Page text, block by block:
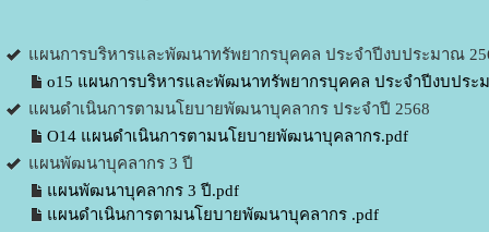
แผนการบริหารและพัฒนาทรัพยากรบุคคล ประจำปีงบประมาณ
o15 แผนการบริหารและพัฒนาทรัพยากรบุคคล ประจำปีงบประ
แผนดำเนินการตามนโยบายพัฒนาบุคลากร ประจำปี 2568
O14 แผนดำเนินการตามนโยบายพัฒนาบุคลากร.pdf
แผนพัฒนาบุคลากร 3 ปี
แผนพัฒนาบุคลากร 3 ปี.pdf
แผนดำเนินการตามนโยบายพัฒนาบุคลากร .pdf